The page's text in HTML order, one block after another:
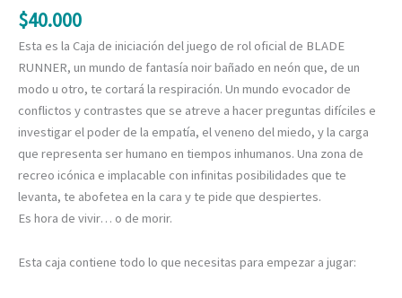
$40.000
Esta es la Caja de iniciación del juego de rol oficial de BLADE
RUNNER, un mundo de fantasía noir bañado en neón que, de un
modo u otro, te cortará la respiración. Un mundo evocador de
conflictos y contrastes que se atreve a hacer preguntas difíciles e
investigar el poder de la empatía, el veneno del miedo, y la carga
que representa ser humano en tiempos inhumanos. Una zona de
recreo icónica e implacable con infinitas posibilidades que te
levanta, te abofetea en la cara y te pide que despiertes.
Es hora de vivir… o de morir.
Esta caja contiene todo lo que necesitas para empezar a jugar: